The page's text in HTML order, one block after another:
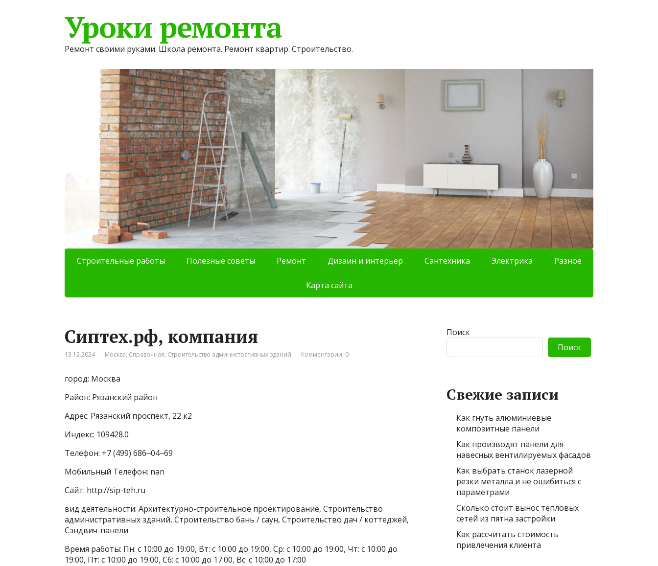
Уроки ремонта
Ремонт своими руками. Школа ремонта. Ремонт квартир. Строительство.
Строительные работы Полезные советы Ремонт Дизаин и интерьер Сантехника Электрика Разное
Карта сайта
Сиптех.рф, компания
13.12.2024 Москва, Справочная, Строительство административных зданий Комментарии: 0
город: Москва
Район: Рязанский район
Адрес: Рязанский проспект, 22 к2
Индекс: 109428.0
Телефон: +7 (499) 686‒04‒69
Мобильный Телефон: nan
Сайт: http://sip-teh.ru
вид деятельности: Архитектурно-строительное проектирование, Строительство
административных зданий, Строительство бань / саун, Строительство дач / коттеджей,
Сэндвич-панели
Время работы: Пн: с 10:00 до 19:00, Вт: с 10:00 до 19:00, Ср: с 10:00 до 19:00, Чт: с 10:00 до
19:00, Пт: с 10:00 до 19:00, Сб: с 10:00 до 17:00, Вс: с 10:00 до 17:00
Поиск
Поиск
Свежие записи
Как гнуть алюминиевые
композитные панели
Как производят панели для
навесных вентилируемых фасадов
Как выбрать станок лазерной
резки металла и не ошибиться с
параметрами
Сколько стоит вынос тепловых
сетей из пятна застройки
Как рассчитать стоимость
привлечения клиента